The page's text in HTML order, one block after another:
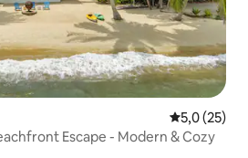
Prosečna
5,0 (25)
Escape - Modern & Cozy